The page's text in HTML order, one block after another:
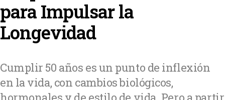
para Impulsar la
Longevidad
Cumplir 50 años es un punto de inflexión
en la vida, con cambios biológicos,